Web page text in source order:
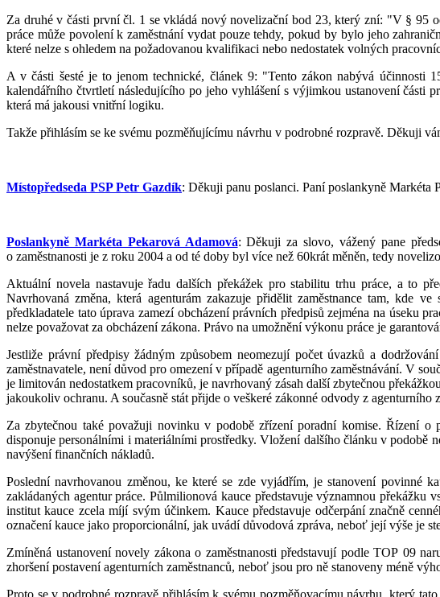
Za druhé v části první čl. 1 se vkládá nový novelizační bod 23, který zní: "V § 95
práce může povolení k zaměstnání vydat pouze tehdy, pokud by bylo jeho
které nelze s ohledem na požadovanou kvalifikaci nebo nedostatek volných
A v části šesté je to jenom technické, článek 9: "Tento zákon nabývá
kalendářního čtvrtletí následujícího po jeho vyhlášení s výjimkou ustanovení části
která má jakousi vnitřní logiku.
Takže přihlásím se ke svému pozměňujícímu návrhu v podrobné rozpravě. Děkuji
Místopředseda PSP Petr Gazdík: Děkuji panu poslanci. Paní poslankyně Markéta
Poslankyně Markéta Pekarová Adamová: Děkuji za slovo, vážený pane
o zaměstnanosti je z roku 2004 a od té doby byl více než 60krát měněn, tedy
Aktuální novela nastavuje řadu dalších překážek pro stabilitu trhu práce, a to
Navrhovaná změna, která agenturám zakazuje přidělit zaměstnance tam, kde
předkladatele tato úprava zamezí obcházení právních předpisů zejména na úseku
nelze považovat za obcházení zákona. Právo na umožnění výkonu práce je
Jestliže právní předpisy žádným způsobem neomezují počet úvazků a
zaměstnavatele, není důvod pro omezení v případě agenturního zaměstnávání. V
je limitován nedostatkem pracovníků, je navrhovaný zásah další zbytečnou
jakoukoliv ochranu. A současně stát přijde o veškeré zákonné odvody z agenturního
Za zbytečnou také považuji novinku v podobě zřízení poradní komise. Řízení o
disponuje personálními i materiálními prostředky. Vložení dalšího článku v podobě
navýšení finančních nákladů.
Poslední navrhovanou změnou, ke které se zde vyjádřím, je stanovení povinné
zakládaných agentur práce. Půlmilionová kauce představuje významnou
institut kauce zcela míjí svým účinkem. Kauce představuje odčerpání značně
označení kauce jako proporcionální, jak uvádí důvodová zpráva, neboť její výše je
Zmíněná ustanovení novely zákona o zaměstnanosti představují podle TOP 09
zhoršení postavení agenturních zaměstnanců, neboť jsou pro ně stanoveny méně
Proto se v podrobné rozpravě přihlásím k svému pozměňovacímu návrhu, který